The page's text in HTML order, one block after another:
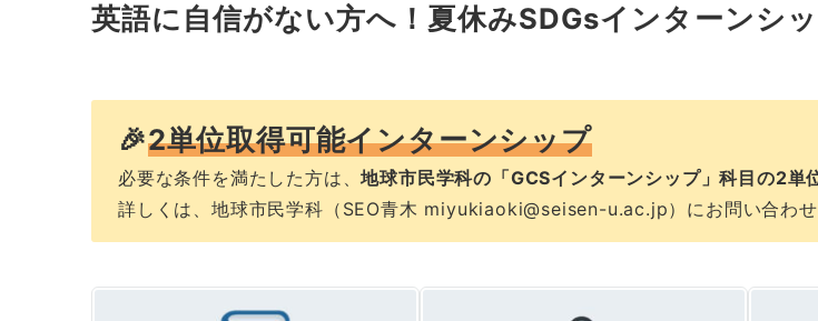
英語に自信がない方へ！夏休みSDGsインターンシ
🎉2単位取得可能インターンシップ
必要な条件を満たした方は、地球市民学科の「GCSインターンシップ」科目の2単
詳しくは、地球市民学科（SEO青木 miyukiaoki@seisen-u.ac.jp）にお問い合わせ